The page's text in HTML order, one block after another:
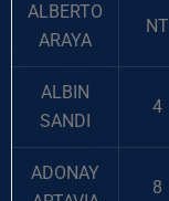
ALBERTO
ARAYA
NT
ALBIN
SANDI
4
ADONAY
8